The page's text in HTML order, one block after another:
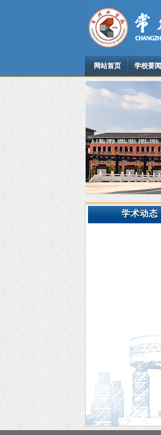
网站首页 学校要闻
学术动态